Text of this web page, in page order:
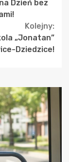
Dzień bez
Kolejny:
„Jonatan”
Dziedzice!